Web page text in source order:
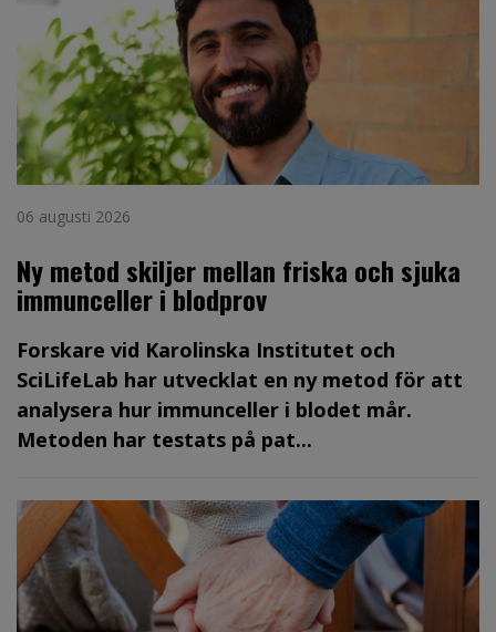
06 augusti 2026
Ny metod skiljer mellan friska och sjuka
immunceller i blodprov
Forskare vid Karolinska Institutet och
SciLifeLab har utvecklat en ny metod för att
analysera hur immunceller i blodet mår.
Metoden har testats på pat...